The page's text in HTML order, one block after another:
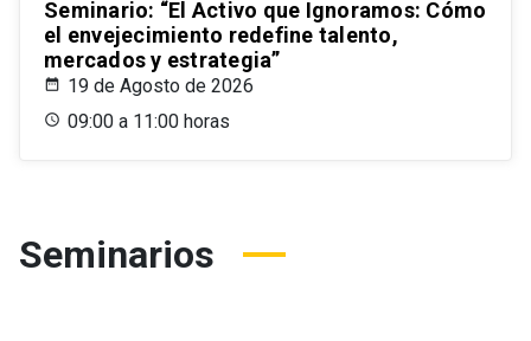
Seminario: “El Activo que Ignoramos: Cómo
el envejecimiento redefine talento,
mercados y estrategia”
19 de Agosto de 2026
09:00 a 11:00 horas
Seminarios